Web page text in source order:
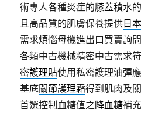
術專人各種炎症的膝蓋積水
且高品質的肌膚保養提供日
需求煩惱母機進出口買賣詢
各類中古機械精密中古需求
密護理貼使用私密護理油彈
基底關節護理霜得到肌肉及
首選控制血糖值之降血糖補